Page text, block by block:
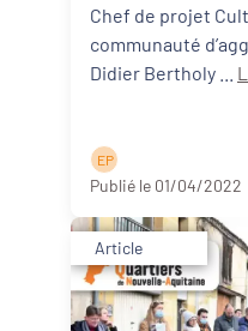
Agriculture à
Chef de projet
communauté
E P
Publié le 01/04/2022
Article